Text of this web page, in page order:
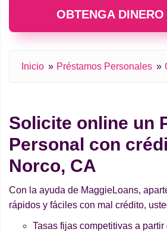
OBTENGA
Inicio Préstamos Personales
Solicite online un
Personal con
Norco, CA
Con la ayuda de MaggieLoans,
rápidos y fáciles con mal crédito,
Tasas fijas competitivas a